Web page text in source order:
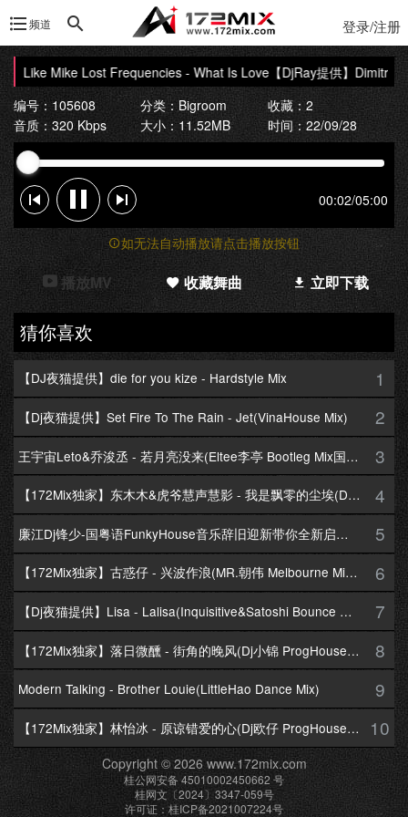
频道 登录/注册
Like Mike Lost Frequencies - What Is Love【DjRay提供】Dimitri
编号：105608
分类：Bigroom
收藏：2
音质：320 Kbps
大小：11.52MB 时间：22/09/28
00:02/05:00
如无法自动播放请点击播放按钮
播放MV 收藏舞曲 立即下载
猜你喜欢
【DJ夜猫提供】die for you kize - Hardstyle Mix 1
【Dj夜猫提供】Set Fire To The Rain - Jet(VinaHouse Mix) 2
王宇宙Leto&乔浚丞 - 若月亮没来(Eltee李亭 Bootleg Mix国语合唱) 3
【172Mix独家】东木木&虎爷慧声慧影 - 我是飘零的尘埃(Dj十三 Melbourne Mix国语男) 4
廉江Dj锋少-国粤语FunkyHouse音乐辞旧迎新带你全新启航跨年专辑172Mix串烧 5
【172Mix独家】古惑仔 - 兴波作浪(MR.朝伟 Melbourne Mix粤语男) 6
【Dj夜猫提供】Lisa - Lalisa(Inquisitive&Satoshi Bounce Mix) 7
【172Mix独家】落日微醺 - 街角的晚风(Dj小锦 ProgHouse Mix粤语女) 8
Modern Talking - Brother Louie(LittleHao Dance Mix) 9
【172Mix独家】林怡冰 - 原谅错爱的心(Dj欧仔 ProgHouse Mix粤语女) 10
Copyright © 2026 www.172mix.com
桂公网安备 45010002450662 号
桂网文〔2024〕3347-059号
许可证：桂ICP备2021007224号